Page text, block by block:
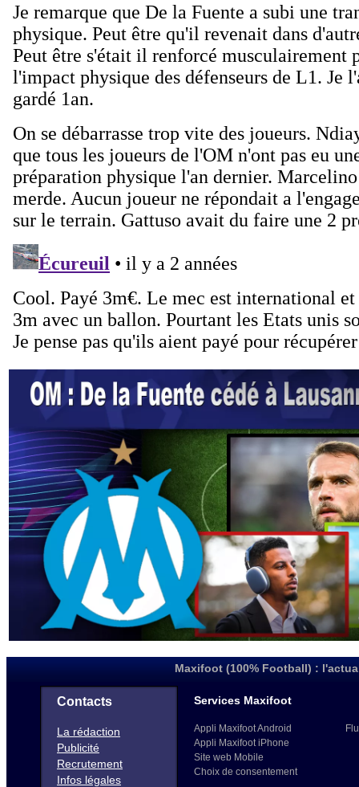
Maxifoot (100% Football) :
Contacts
La rédaction
Publicité
Recrutement
Infos légales
Services Maxifoot
Appli Maxifoot Android
Appli Maxifoot iPhone
Site web Mobile
Choix de consentement